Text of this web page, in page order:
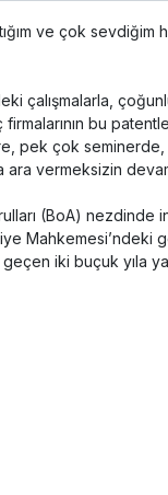
ve çok
çalışmalarla,
bu
çok seminerde,
ara vermeksizin
(BoA)
Mahkemesi’ndeki
iki buçuk yıla